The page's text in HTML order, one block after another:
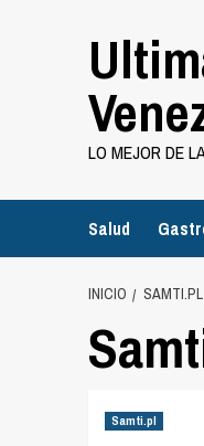
LO MEJOR DE
Salud
INICIO SAMTI.PL
Samti.pl